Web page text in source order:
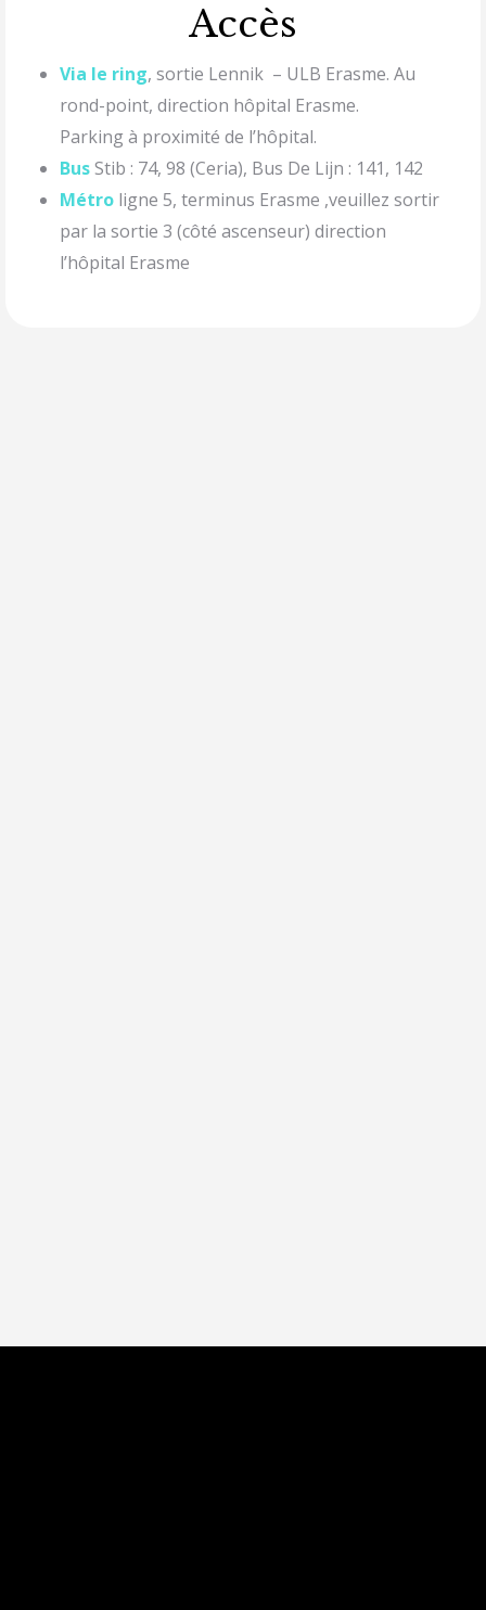
Accès
Via le ring, sortie Lennik – ULB Erasme. Au
rond-point, direction hôpital Erasme.
Parking à proximité de l’hôpital.
BusStib : 74, 98 (Ceria), Bus De Lijn : 141, 142
Métro ligne 5, terminus Erasme ,veuillez sortir
par la sortie 3 (côté ascenseur) direction
l’hôpital Erasme